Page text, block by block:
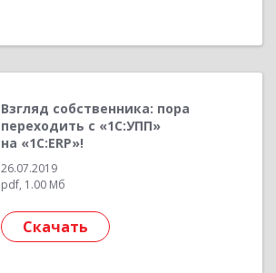
Взгляд собственника: пора
переходить c «1С:УПП»
на «1С:ERP»!
26.07.2019
pdf, 1.00 Мб
Скачать